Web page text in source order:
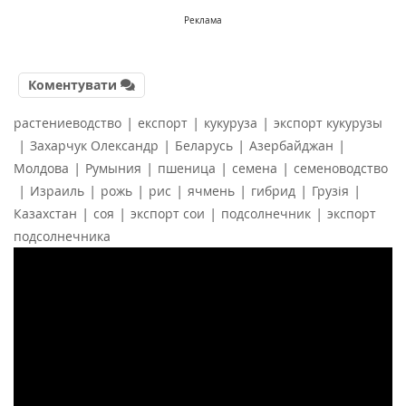
Реклама
Коментувати
растениеводство | експорт | кукуруза | экспорт кукурузы
| Захарчук Олександр | Беларусь | Азербайджан |
Молдова | Румыния | пшеница | семена | семеноводство
| Израиль | рожь | рис | ячмень | гибрид | Грузія |
Казахстан | соя | экспорт сои | подсолнечник | экспорт
подсолнечника